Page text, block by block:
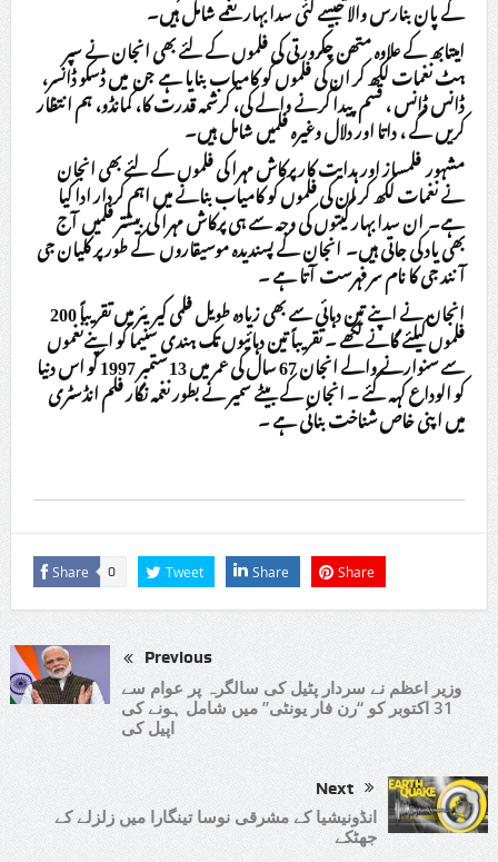
کے پان بنارس والا جیسے کئی سدا بہار نغمے شامل ہیں۔
امیتابھ کے علاوہ متھن چکرورتی کی فلموں کے لئے بھی انجان نے سپر
ہٹ نغمات لکھ کر ان کی فلموں کو کامیاب بنایا ہے جن میں ڈسکو ڈانسر،
ڈانس ڈانس ، قسم پیدا کرنے والے کی، کرشمہ قدرت کا، کمانڈو، ہم انتظار
کریں گے ، داتا اور دلال وغیرہ فلمیں شامل ہیں۔
مشہور فلمساز اور ہدایت کار پرکاش مہرا کی فلموں کے لئے بھی انجان
نے نغمات لکھ کر ان کی فلموں کو کامیاب بنانے میں اہم کردار ادا کیا
ہے۔ ان سدا بہار گیتوں کی وجہ سے ہی پرکاش مہرا کی بیشتر فلمیں آج
بھی یاد کی جاتی ہیں۔ انجان کے پسندیدہ موسیقاروں کے طور پر کلیان جی
آنند جی کا نام سرفہرست آتا ہے ۔
انجان نے اپنے تین دہائی سے بھی زیادہ طویل فلمی کیریئر میں تقریباً 200
فلموں کیلئے گانے لکھے ۔ تقریباً تین دہائیوں تک ہندی سنیما کو اپنےنغموں
سے سنوارنے والے انجان 67 سال کی عمر میں 13 ستمبر 1997 کو اس دنیا
کو الوداع کہہ گئے ۔ انجان کے بیٹے سمیر نے بطور نغمہ نگار فلم انڈسٹری
میں اپنی خاص شناخت بنائی ہے ۔
Share 0 Tweet Share Share
Previous
وزیر اعظم نے سردار پٹیل کی سالگرہ پر عوام سے
31 اکتوبر کو “رن فار یونٹی” میں شامل ہونے کی
اپیل کی
Next
انڈونیشیا کے مشرقی نوسا تینگارا میں زلزلے کے
جھٹکے